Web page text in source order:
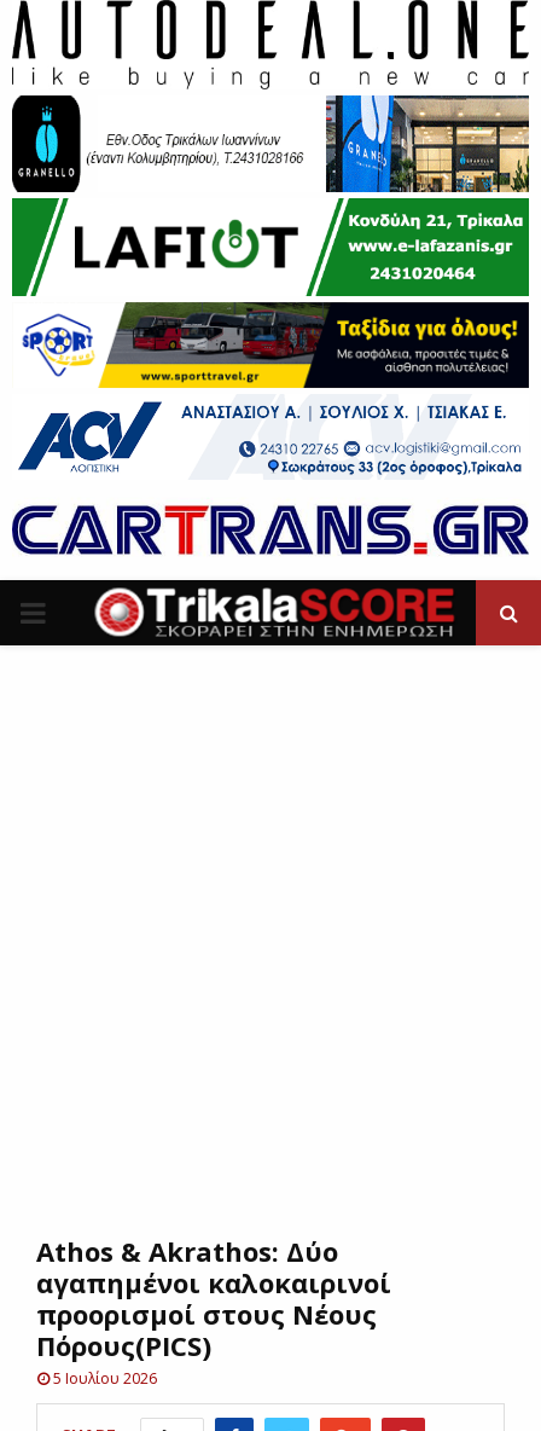
P
UAthos & Akrathos: Δύο
αγαπημένοι καλοκαιρινοί
προορισμοί στους Νέους
Πόρους(PICS)
5 Ιουλίου 2026